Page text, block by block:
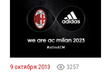
9 октября 2013 3257